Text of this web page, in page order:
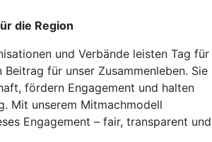
die Region
und Verbände leisten Tag für
für unser Zusammenleben. Sie
fördern Engagement und halten
Mit unserem Mitmachmodell
Engagement – fair, transparent und